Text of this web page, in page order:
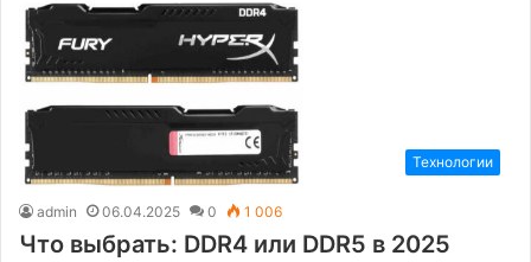
Технологии
admin 06.04.2025 0 1 006
Что выбрать: DDR4 или DDR5 в 2025